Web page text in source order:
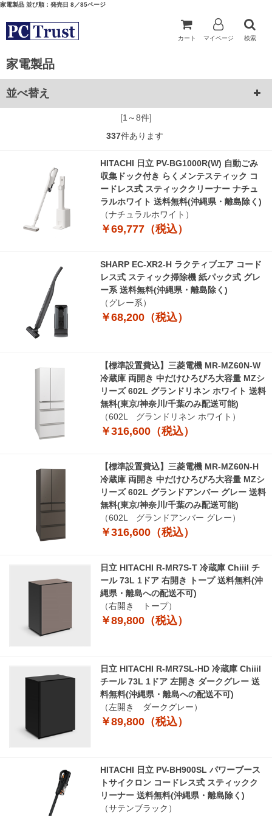
家電製品 並び順：発売日 8／85ページ
カート マイページ 検索
家電製品
並べ替え
[1～8件]
337件あります
HITACHI 日立 PV-BG1000R(W) 自動ごみ
収集ドック付き らくメンテスティック コ
ードレス式 スティッククリーナー ナチュ
ラルホワイト 送料無料(沖縄県・離島除く)
（ナチュラルホワイト）
￥69,777（税込）
SHARP EC-XR2-H ラクティブエア コード
レス式 スティック掃除機 紙パック式 グレ
ー系 送料無料(沖縄県・離島除く)
（グレー系）
￥68,200（税込）
【標準設置費込】三菱電機 MR-MZ60N-W
冷蔵庫 両開き 中だけひろびろ大容量 MZシ
リーズ 602L グランドリネン ホワイト 送料
無料(東京/神奈川/千葉のみ配送可能)
（602L グランドリネン ホワイト）
￥316,600（税込）
【標準設置費込】三菱電機 MR-MZ60N-H
冷蔵庫 両開き 中だけひろびろ大容量 MZシ
リーズ 602L グランドアンバー グレー 送料
無料(東京/神奈川/千葉のみ配送可能)
（602L グランドアンバー グレー）
￥316,600（税込）
日立 HITACHI R-MR7S-T 冷蔵庫 Chiiil チ
ール 73L 1ドア 右開き トープ 送料無料(沖
縄県・離島への配送不可)
（右開き トープ）
￥89,800（税込）
日立 HITACHI R-MR7SL-HD 冷蔵庫 Chiiil
チール 73L 1ドア 左開き ダークグレー 送
料無料(沖縄県・離島への配送不可)
（左開き ダークグレー）
￥89,800（税込）
HITACHI 日立 PV-BH900SL パワーブース
トサイクロン コードレス式 スティックク
リーナー 送料無料(沖縄県・離島除く)
（サテンブラック）